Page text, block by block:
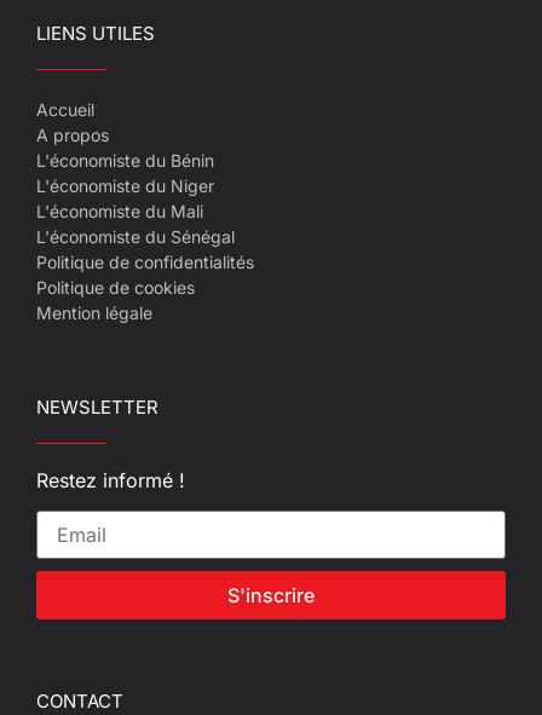
LIENS UTILES
Accueil
A propos
L'économiste du Bénin
L'économiste du Niger
L'économiste du Mali
L'économiste du Sénégal
Politique de confidentialités
Politique de cookies
Mention légale
NEWSLETTER
Restez informé !
S'inscrire
CONTACT